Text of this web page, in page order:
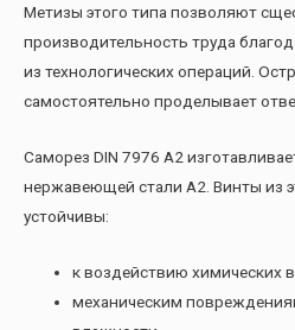
Метизы этого типа позволяют
производительность труда
из технологических операций.
самостоятельно проделывает
Саморез DIN 7976 А2
нержавеющей стали А2. Винты из
устойчивы:
к воздействию химических
механическим